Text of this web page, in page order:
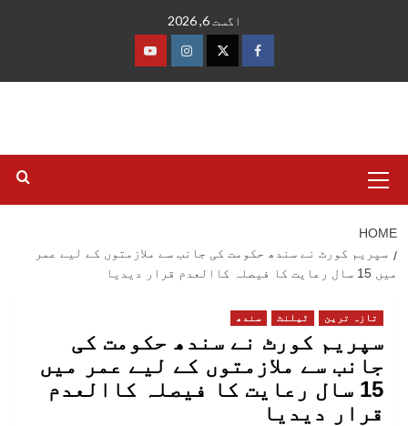
اگست 6, 2026
فیس
ٹوئٹرانسٹاگرام
یوٹیوب
Menu
HOME
سپریم کورٹ نے سندھ حکومت کی جانب سے ملازمتوں کے لیے عمر
میں 15 سال رعایت کا فیصلہ کاالعدم قرار دیدیا
تازہ ترین ٹیلنٹ سندھ
سپریم کورٹ نے سندھ حکومت کی
جانب سے ملازمتوں کے لیے عمر میں
15 سال رعایت کا فیصلہ کاالعدم
قرار دیدیا